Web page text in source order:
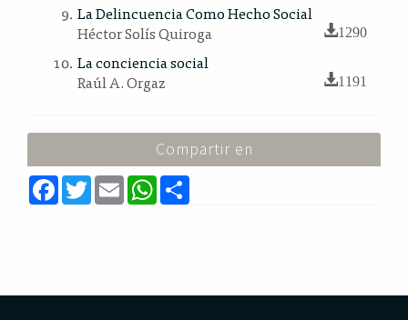
La Delincuencia Como Hecho Social
Héctor Solís Quiroga
1290
La conciencia social
Raúl A. Orgaz
1191
Compartir en
F
a
c
T
w
E
m
a
W
h
a